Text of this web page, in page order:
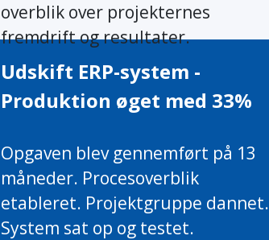
overblik over projekternes
fremdrift og resultater.
Udskift ERP-system -
Produktion øget med 33%
Opgaven blev gennemført på 13
måneder. Procesoverblik
etableret. Projektgruppe dannet.
System sat op og testet.